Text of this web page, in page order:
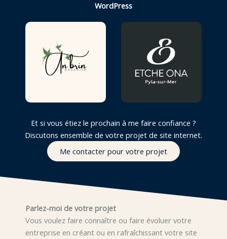
WordPress
Et si vous étiez le prochain à me faire confiance ?
Discutons ensemble de votre projet de site internet.
Me contacter pour votre projet
Parlez-moi de votre projet
Vous voulez faire connaître ou faire évoluer votre
entreprise en créant ou en rafraîchissant votre site